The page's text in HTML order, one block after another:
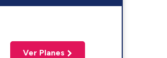
Ver Planes